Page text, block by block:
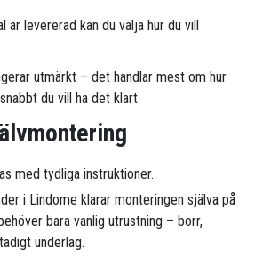
är levererad kan du välja hur du vill
utmärkt – det handlar mest om hur
du vill ha det klart.
med tydliga instruktioner.
i Lindome klarar monteringen själva på
bara vanlig utrustning – borr,
underlag.